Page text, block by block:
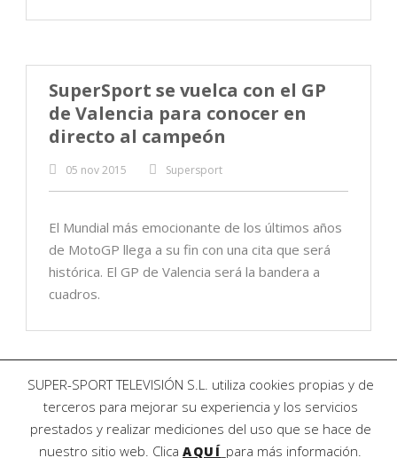
SuperSport se vuelca con el GP
de Valencia para conocer en
directo al campeón
05 nov 2015 Supersport
El Mundial más emocionante de los últimos años
de MotoGP llega a su fin con una cita que será
histórica. El GP de Valencia será la bandera a
cuadros.
SUPER-SPORT TELEVISIÓN S.L. utiliza cookies propias y de
terceros para mejorar su experiencia y los servicios
prestados y realizar mediciones del uso que se hace de
nuestro sitio web. ClicaAQUÍ para más información.